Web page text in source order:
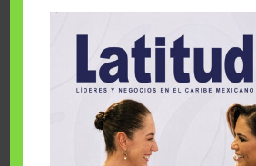
Cuando la solidaridad inspira;
sueños Fairmont Mayakoba y